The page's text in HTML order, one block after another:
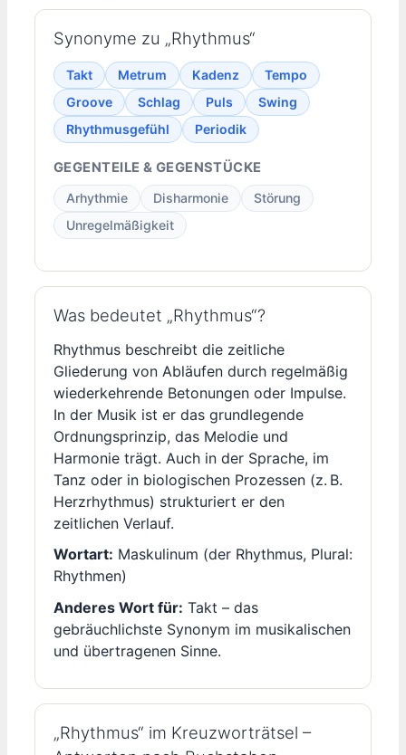
Synonyme zu „Rhythmus“
Takt Metrum Kadenz
Tempo
Groove
Schlag Puls
Swing
Rhythmusgefühl
Periodik
GEGENTEILE & GEGENSTÜCKE
Arhythmie Disharmonie
Störung
Unregelmäßigkeit
Was bedeutet „Rhythmus“?
Rhythmus beschreibt die zeitliche
Gliederung von Abläufen durch regelmäßig
wiederkehrende Betonungen oder Impulse.
In der Musik ist er das grundlegende
Ordnungsprinzip, das Melodie und
Harmonie trägt. Auch in der Sprache, im
Tanz oder in biologischen Prozessen (z. B.
Herzrhythmus) strukturiert er den
zeitlichen Verlauf.
Wortart: Maskulinum (der Rhythmus, Plural:
Rhythmen)
Anderes Wort für: Takt – das
gebräuchlichste Synonym im musikalischen
und übertragenen Sinne.
„Rhythmus“ im Kreuzworträtsel –